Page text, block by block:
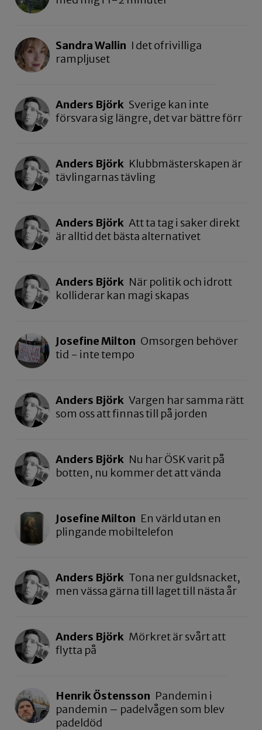
Sandra Wallin I det ofrivilliga
rampljuset
Anders Björk Sverige kan inte
försvara sig längre, det var bättre förr
Anders Björk Klubbmästerskapen är
tävlingarnas tävling
Anders Björk Att ta tag i saker direkt
är alltid det bästa alternativet
Anders Björk När politik och idrott
kolliderar kan magi skapas
Josefine Milton Omsorgen behöver
tid - inte tempo
Anders Björk Vargen har samma rätt
som oss att finnas till på jorden
Anders Björk Nu har ÖSK varit på
botten, nu kommer det att vända
Josefine Milton En värld utan en
plingande mobiltelefon
Anders Björk Tona ner guldsnacket,
men vässa gärna till laget till nästa år
Anders Björk Mörkret är svårt att
flytta på
Henrik Östensson Pandemin i
pandemin – padelvågen som blev
padeldöd